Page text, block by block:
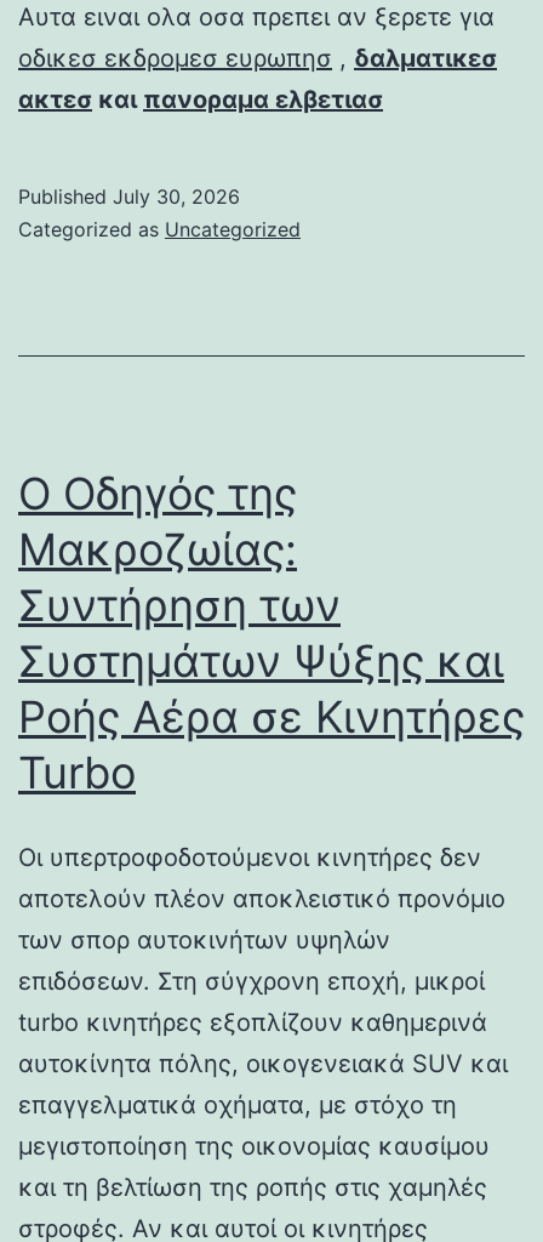
Αυτα ειναι ολα οσα πρεπει αν ξερετε για
οδικεσ εκδρομεσ ευρωπησ , δαλματικεσ
ακτεσ και πανοραμα ελβετιασ
Published July 30, 2026
Categorized as Uncategorized
Ο Οδηγός της
Μακροζωίας:
Συντήρηση των
Συστημάτων Ψύξης και
Ροής Αέρα σε Κινητήρες
Turbo
Οι υπερτροφοδοτούμενοι κινητήρες δεν
αποτελούν πλέον αποκλειστικό προνόμιο
των σπορ αυτοκινήτων υψηλών
επιδόσεων. Στη σύγχρονη εποχή, μικροί
turbo κινητήρες εξοπλίζουν καθημερινά
αυτοκίνητα πόλης, οικογενειακά SUV και
επαγγελματικά οχήματα, με στόχο τη
μεγιστοποίηση της οικονομίας καυσίμου
και τη βελτίωση της ροπής στις χαμηλές
στροφές. Αν και αυτοί οι κινητήρες